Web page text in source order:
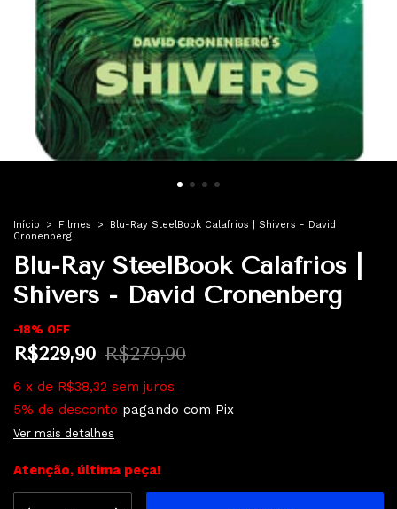
Início > Filmes >
Blu-Ray SteelBook Calafrios | Shivers - David
Cronenberg
Blu-Ray SteelBook Calafrios |
Shivers - David Cronenberg
-18% OFF
R$229,90 R$279,90
6 x de R$38,32 sem juros
5% de desconto pagando com Pix
Ver mais detalhes
Atenção, última peça!